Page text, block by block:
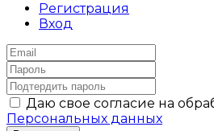
Регистрация
Вход
Даю свое согласие на
Персональных данных